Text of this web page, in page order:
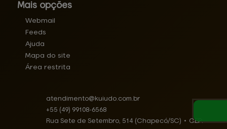
Mais opções
Webmail
Feeds
Ajuda
Mapa do site
Área restrita
atendimento@ kuiudo.com.br
+55 (49) 99108-6568
Rua Sete de Setembro, 514 (Chapecó/SC) • CEP: